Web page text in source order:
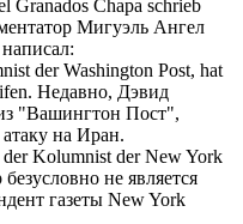
Granados Chapa schrieb
Мигуэль Ангел
der Washington Post, hat
Недавно, Дэвид
"Вашингтон Пост",
на Иран.
Kolumnist der New York
не является
газеты New York